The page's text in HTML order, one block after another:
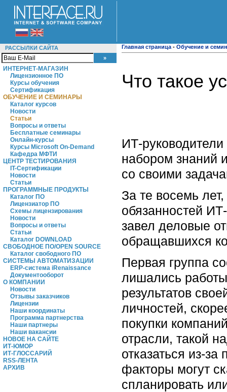
РАССЫЛКИ САЙТА
ИНТЕРНЕТ-МАГАЗИН
Лицензионное ПО
Курсы обучения
Сертификация
ОБУЧЕНИЕ И СЕМИНАРЫ
Каталог курсов
Новости
Статьи
Вопросы и ответы
Бесплатные семинары
Онлайн-курсы
Курсы Microsoft On-Demand
Кафедра МФТИ
ЦЕНТР ТЕСТИРОВАНИЯ
IT-Сертификации
Новости
Статьи
ПРОГРАММНЫЕ ПРОДУКТЫ
Каталог ПО
Лицензиатор ПО
Схемы лицензирования
Новости
Вопросы и ответы
Статьи
Каталог DOWNLOAD
СВОБОДНОЕ ПО/OPEN SOURCE
Каталог свободного ПО
СИСТЕМЫ АВТОМАТИЗАЦИИ
ERP-система iRenaissance
Документооборот
О КОМПАНИИ
Новости
Отзывы заказчиков
Лицензии
Наши координаты
Программа партнерства
Наши партнеры
Наши вакансии
НОВОЕ НА САЙТЕ
ИТ-ЮМОР
ИТ-ГЛОССАРИЙ
RSS-ЛЕНТА
АРХИВ
Главная страница - Обучение и
Что такое
ИТ-
набором знаний
со своими
За те восемь
обязанностей
завел деловые
обращавшихся
Первая группа
лишались
результатов
личностей,
покупки
отрасли, такой
отказаться из-
факторы могут
спланировать